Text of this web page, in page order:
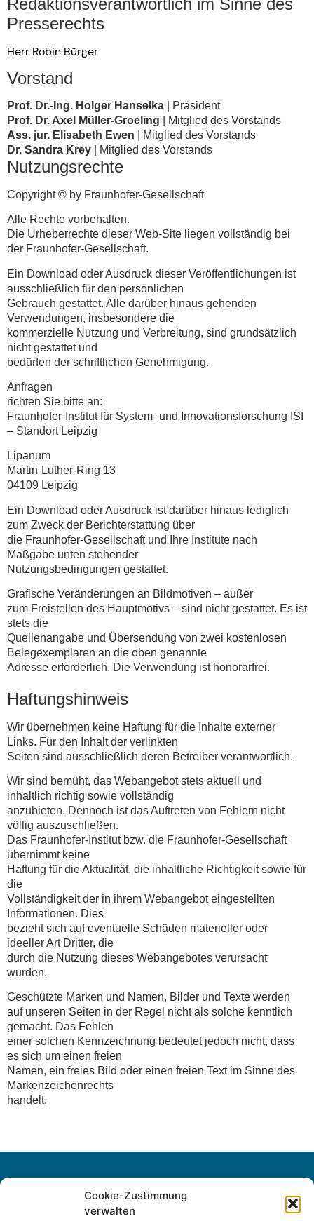
Cookie-Zustimmung
verwalten
Redaktionsverantwortlich im Sinne des
Presserechts
Herr Robin Bürger
Vorstand
Prof. Dr.-Ing. Holger Hanselka | Präsident
Prof. Dr. Axel Müller-Groeling | Mitglied des Vorstands
Ass. jur. Elisabeth Ewen | Mitglied des Vorstands
Dr. Sandra Krey | Mitglied des Vorstands
Nutzungsrechte
Copyright © by Fraunhofer-Gesellschaft
Alle Rechte vorbehalten.
Die Urheberrechte dieser Web-Site liegen vollständig bei
der Fraunhofer-Gesellschaft.
Ein Download oder Ausdruck dieser Veröffentlichungen ist
ausschließlich für den persönlichen
Gebrauch gestattet. Alle darüber hinaus gehenden
Verwendungen, insbesondere die
kommerzielle Nutzung und Verbreitung, sind grundsätzlich
nicht gestattet und
bedürfen der schriftlichen Genehmigung.
Anfragen
richten Sie bitte an:
Fraunhofer-Institut für System- und Innovationsforschung ISI
– Standort Leipzig
Lipanum
Martin-Luther-Ring 13
04109 Leipzig
Ein Download oder Ausdruck ist darüber hinaus lediglich
zum Zweck der Berichterstattung über
die Fraunhofer-Gesellschaft und Ihre Institute nach
Maßgabe unten stehender
Nutzungsbedingungen gestattet.
Grafische Veränderungen an Bildmotiven – außer
zum Freistellen des Hauptmotivs – sind nicht gestattet. Es ist
stets die
Quellenangabe und Übersendung von zwei kostenlosen
Belegexemplaren an die oben genannte
Adresse erforderlich. Die Verwendung ist honorarfrei.
Haftungshinweis
Wir übernehmen keine Haftung für die Inhalte externer
Links. Für den Inhalt der verlinkten
Seiten sind ausschließlich deren Betreiber verantwortlich.
Wir sind bemüht, das Webangebot stets aktuell und
inhaltlich richtig sowie vollständig
anzubieten. Dennoch ist das Auftreten von Fehlern nicht
völlig auszuschließen.
Das Fraunhofer-Institut bzw. die Fraunhofer-Gesellschaft
übernimmt keine
Haftung für die Aktualität, die inhaltliche Richtigkeit sowie für
die
Vollständigkeit der in ihrem Webangebot eingestellten
Informationen. Dies
bezieht sich auf eventuelle Schäden materieller oder
ideeller Art Dritter, die
durch die Nutzung dieses Webangebotes verursacht
wurden.
Geschützte Marken und Namen, Bilder und Texte werden
auf unseren Seiten in der Regel nicht als solche kenntlich
gemacht. Das Fehlen
einer solchen Kennzeichnung bedeutet jedoch nicht, dass
es sich um einen freien
Namen, ein freies Bild oder einen freien Text im Sinne des
Markenzeichenrechts
handelt.